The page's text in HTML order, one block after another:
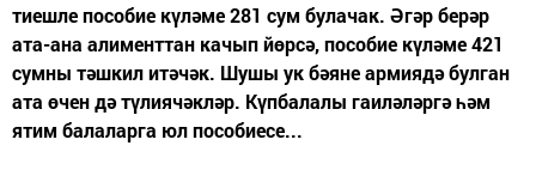
тиешле пособие күләме 281 сум булачак. Әгәр берәр
ата-ана алименттан качып йөрсә, пособие күләме 421
сумны тәшкил итәчәк. Шушы ук бәяне армиядә булган
ата өчен дә түлиячәкләр. Күпбалалы гаиләләргә һәм
ятим балаларга юл пособиесе...